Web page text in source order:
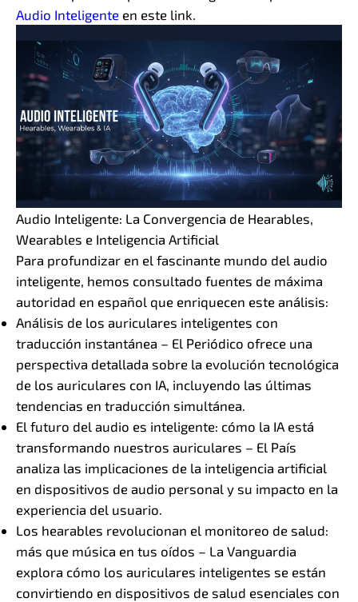
Audio Inteligente en este link.
Audio Inteligente: La Convergencia de Hearables,
Wearables e Inteligencia Artificial
Para profundizar en el fascinante mundo del audio
inteligente, hemos consultado fuentes de máxima
autoridad en español que enriquecen este análisis:
Análisis de los auriculares inteligentes con
traducción instantánea – El Periódico ofrece una
perspectiva detallada sobre la evolución tecnológica
de los auriculares con IA, incluyendo las últimas
tendencias en traducción simultánea.
El futuro del audio es inteligente: cómo la IA está
transformando nuestros auriculares – El País
analiza las implicaciones de la inteligencia artificial
en dispositivos de audio personal y su impacto en la
experiencia del usuario.
Los hearables revolucionan el monitoreo de salud:
más que música en tus oídos – La Vanguardia
explora cómo los auriculares inteligentes se están
convirtiendo en dispositivos de salud esenciales con